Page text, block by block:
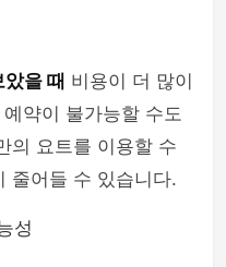
을 때 비용이 더 많이
약이 불가능할 수도
의 요트를 이용할 수
줄어들 수 있습니다.
성